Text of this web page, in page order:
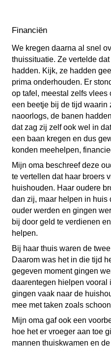
Financiën
We kregen daarna al snel
thuissituatie. Ze vertelde
hadden. Kijk, ze hadden
prima onderhouden. Er
op tafel, meestal zelfs vlees
een beetje bij de tijd waarin
naoorlogs, de banen
dat zag zij zelf ook wel in
een baan kregen en dus
konden meehelpen,
Mijn oma beschreef deze
te vertellen dat haar broers
huishouden. Haar oudere
dan zij, maar helpen in huis
ouder werden en gingen
bij door geld te verdienen
helpen.
Bij haar thuis waren de
Daarom was het in die tijd
gegeven moment gingen
daarentegen hielpen vooral
gingen vaak naar de
mee met taken zoals
Mijn oma gaf ook een
hoe het er vroeger aan toe
mannen thuiskwamen en